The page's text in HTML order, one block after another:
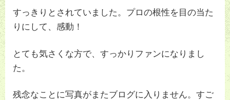
すっきりとされていました。プロの根性を目の当た
りにして、感動！
とても気さくな方で、すっかりファンになりまし
た。
残念なことに写真がまたブログに入りません。すご